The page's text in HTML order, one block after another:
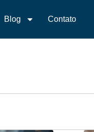
Blog Contato